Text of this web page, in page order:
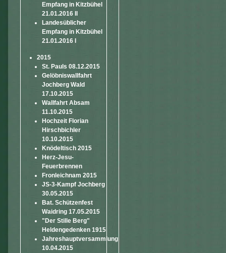
Empfang in Kitzbühel
21.01.2016 II
Landesüblicher
Empfang in Kitzbühel
21.01.2016 I
2015
St. Pauls 08.12.2015
Gelöbniswallfahrt
Jochberg Wald
17.10.2015
Wallfahrt Absam
11.10.2015
Hochzeit Florian
Hirschbichler
10.10.2015
Knödeltisch 2015
Herz-Jesu-
Feuerbrennen
Fronleichnam 2015
JS-3-Kampf Jochberg
30.05.2015
Bat. Schützenfest
Waidring 17.05.2015
"Der Stille Berg"
Heldengedenken 1915
Jahreshauptversammlung
10.04.2015